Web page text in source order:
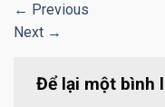
← Previous
Next →
Để lại một bình